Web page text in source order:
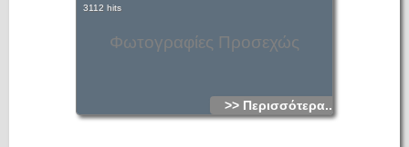
Φωτογραφίες Προσεχώς
3112 hits
>> Περισσότερα...